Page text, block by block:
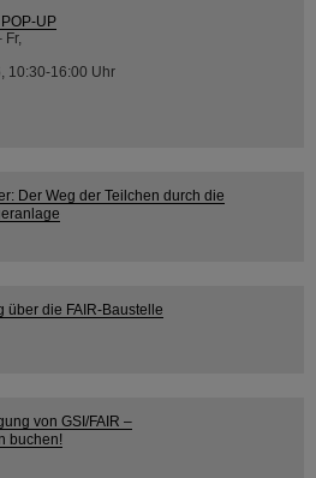
UP
10:30-16:00 Uhr
Der Weg der Teilchen durch die
über die FAIR-Baustelle
von GSI/FAIR –
buchen!